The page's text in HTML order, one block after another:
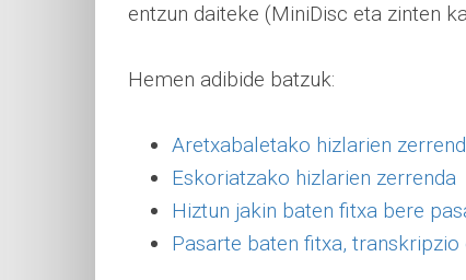
entzun daiteke (MiniDisc eta zinten
Hemen adibide batzuk:
Aretxabaletako hizlarien
Eskoriatzako hizlarien zerrenda
Hiztun jakin baten fitxa bere
Pasarte baten fitxa,